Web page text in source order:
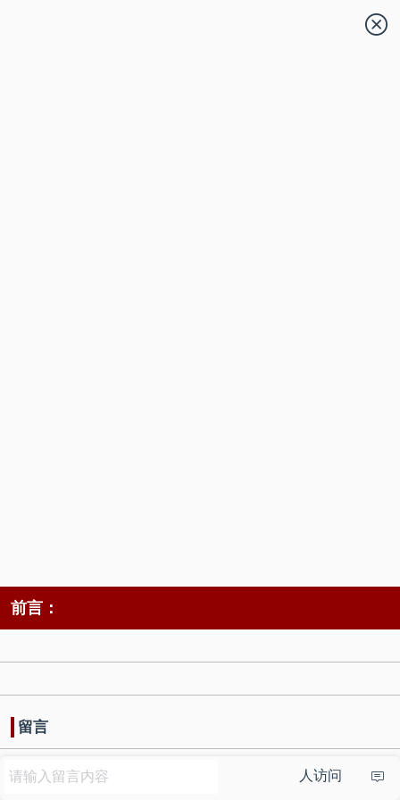
前言：
留言
人访问